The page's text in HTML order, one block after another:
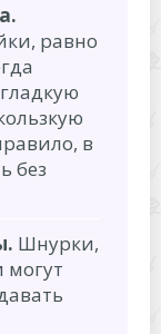
равно
в
без
Шнурки,
могут